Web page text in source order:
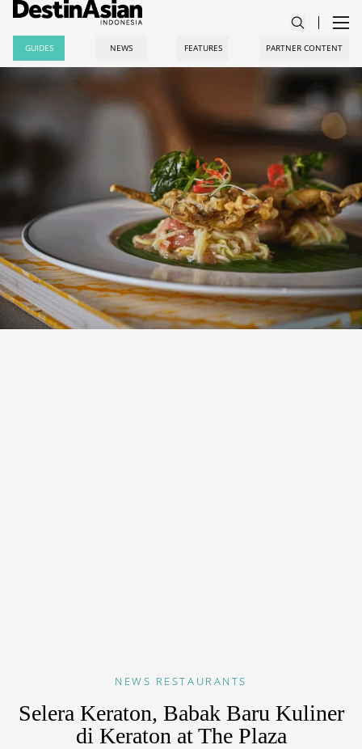
GUIDES NEWS FEATURES PARTNER CONTENT
NEWS RESTAURANTS
Selera Keraton, Babak Baru Kuliner
di Keraton at The Plaza